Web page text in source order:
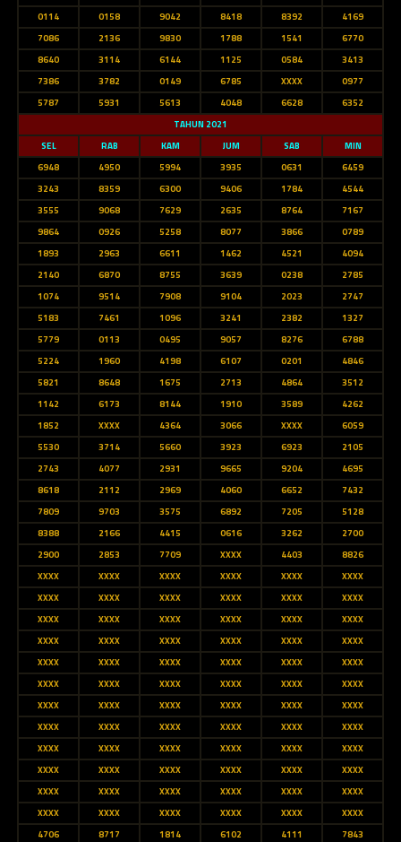
0114
0158 9042 8418 8392
4169
7086
2136 9830 1788 1541
6770
8640
3114 6144 1125 0584
3413
7386
3782 0149 6785 XXXX
0977
5787
5931 5613 4048 6628
6352
TAHUN 2021
SEL
RAB KAM JUM SAB
MIN
6948
4950 5994 3935 0631
6459
3243
8359 6300 9406 1784
4544
3555
9068 7629 2635 8764
7167
9864
0926 5258 8077 3866
0789
1893
2963 6611 1462 4521
4094
2140
6870 8755 3639 0238
2785
1074
9514 7908 9104 2023
2747
5183
7461 1096 3241 2382
1327
5779
0113 0495 9057 8276
6788
5224
1960 4198 6107 0201
4846
5821
8648 1675 2713 4864
3512
1142
6173 8144 1910 3589
4262
1852
XXXX 4364 3066 XXXX
6059
5530
3714 5660 3923 6923
2105
2743
4077 2931 9665 9204
4695
8618
2112 2969 4060 6652
7432
7809
9703 3575 6892 7205
5128
8388
2166 4415 0616 3262
2700
2900
2853 7709 XXXX 4403
8826
XXXX
XXXX XXXX XXXX XXXX
XXXX
XXXX
XXXX XXXX XXXX XXXX
XXXX
XXXX
XXXX XXXX XXXX XXXX
XXXX
XXXX
XXXX XXXX XXXX XXXX
XXXX
XXXX
XXXX XXXX XXXX XXXX
XXXX
XXXX
XXXX XXXX XXXX XXXX
XXXX
XXXX
XXXX XXXX XXXX XXXX
XXXX
XXXX
XXXX XXXX XXXX XXXX
XXXX
XXXX
XXXX XXXX XXXX XXXX
XXXX
XXXX
XXXX XXXX XXXX XXXX
XXXX
XXXX
XXXX XXXX XXXX XXXX
XXXX
XXXX
XXXX XXXX XXXX XXXX
XXXX
4706
8717 1814 6102 4111
7843